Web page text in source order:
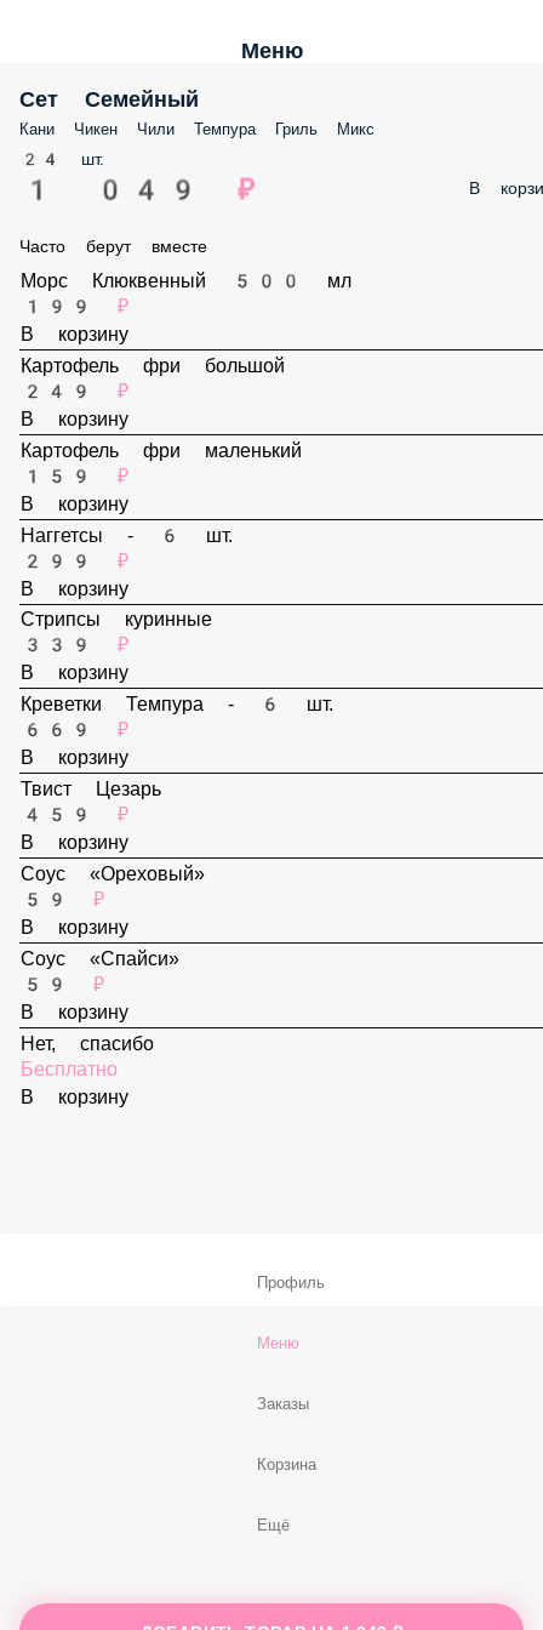
Меню
Сет Семейный
Кани Чикен Чили Темпура Гриль Микс
24 шт.
1 049 ₽ В
Часто берут вместе
Морс Клюквенный 500 мл
199 ₽
В корзину
Картофель фри большой
249 ₽
В корзину
Картофель фри маленький
159 ₽
В корзину
Наггетсы - 6 шт.
299 ₽
В корзину
Стрипсы куринные
339 ₽
В корзину
Креветки Темпура - 6 шт.
669 ₽
В корзину
Твист Цезарь
459 ₽
В корзину
Соус «Ореховый»
59 ₽
В корзину
Заказы